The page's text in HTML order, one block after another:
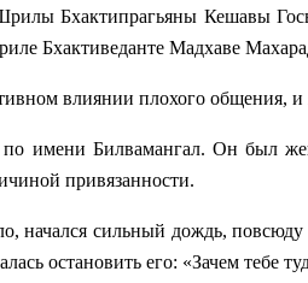
Бхактипрагьяны Кешавы
Бхактиведанте Мадхаве
влиянии плохого общения, и
по имени Билвамангал. Он был
привязанности.
начался сильный дождь,
остановить его: «Зачем тебе